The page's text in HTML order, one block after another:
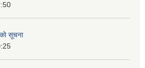
सूचना